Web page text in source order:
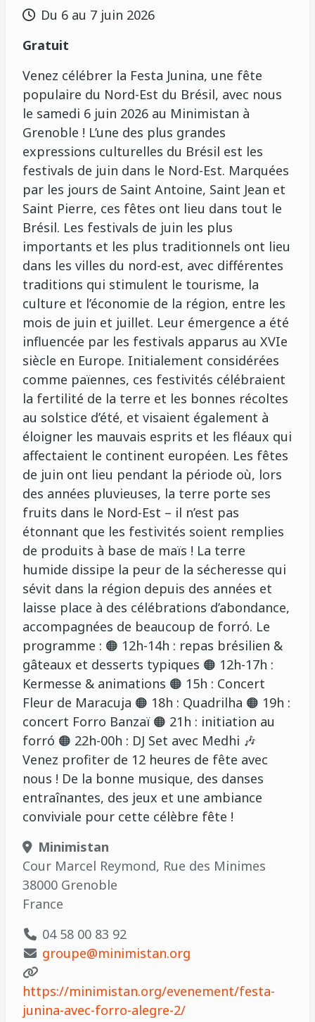
Du 6 au 7 juin 2026
Gratuit
Venez célébrer la Festa Junina, une fête
populaire du Nord-Est du Brésil, avec nous
le samedi 6 juin 2026 au Minimistan à
Grenoble ! L’une des plus grandes
expressions culturelles du Brésil est les
festivals de juin dans le Nord-Est. Marquées
par les jours de Saint Antoine, Saint Jean et
Saint Pierre, ces fêtes ont lieu dans tout le
Brésil. Les festivals de juin les plus
importants et les plus traditionnels ont lieu
dans les villes du nord-est, avec différentes
traditions qui stimulent le tourisme, la
culture et l’économie de la région, entre les
mois de juin et juillet. Leur émergence a été
influencée par les festivals apparus au XVIe
siècle en Europe. Initialement considérées
comme païennes, ces festivités célébraient
la fertilité de la terre et les bonnes récoltes
au solstice d’été, et visaient également à
éloigner les mauvais esprits et les fléaux qui
affectaient le continent européen. Les fêtes
de juin ont lieu pendant la période où, lors
des années pluvieuses, la terre porte ses
fruits dans le Nord-Est – il n’est pas
étonnant que les festivités soient remplies
de produits à base de maïs ! La terre
humide dissipe la peur de la sécheresse qui
sévit dans la région depuis des années et
laisse place à des célébrations d’abondance,
accompagnées de beaucoup de forró. Le
programme : 🟠 12h-14h : repas brésilien &
gâteaux et desserts typiques 🟠 12h-17h :
Kermesse & animations 🟠 15h : Concert
Fleur de Maracuja 🟠 18h : Quadrilha 🟠 19h :
concert Forro Banzaï 🟠 21h : initiation au
forró 🟠 22h-00h : DJ Set avec Medhi 🎶
Venez profiter de 12 heures de fête avec
nous ! De la bonne musique, des danses
entraînantes, des jeux et une ambiance
conviviale pour cette célèbre fête !
Minimistan
Cour Marcel Reymond, Rue des Minimes
38000 Grenoble
France
04 58 00 83 92
groupe@minimistan.org
https://minimistan.org/evenement/festa-
junina-avec-forro-alegre-2/